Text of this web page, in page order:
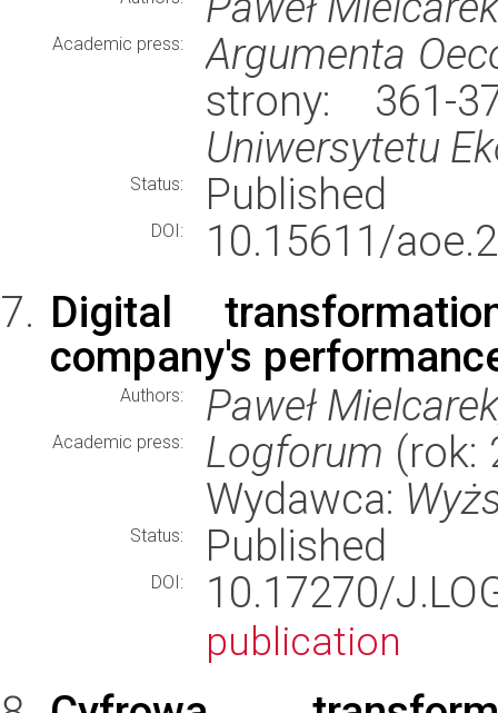
Academic press:
Argumenta
strony: 361-
Uniwersytetu
Status: Published
DOI:
10.15611/
Digital
company's
Authors: Paweł
Academic press: Logforum (rok:
Wydawca:
Status: Published
DOI: 10.17270/
publication